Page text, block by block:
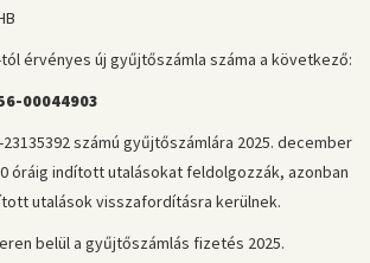
érvényes új gyűjtőszámla száma a következő:
00044903
számú gyűjtőszámlára 2025. december
óráig indított utalásokat feldolgozzák, azonban
utalások visszafordításra kerülnek.
belül a gyűjtőszámlás fizetés 2025.